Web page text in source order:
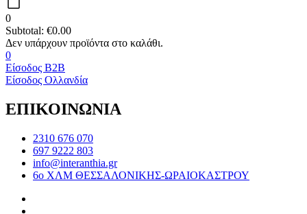
0
Subtotal: €0.00
0
Είσοδος B2B
Είσοδος Ολλανδία
ΕΠΙΚΟΙΝΩΝΙΑ
2310 676 070
697 9222 803
info@interanthia.gr
6ο ΧΛΜ ΘΕΣΣΑΛΟΝΙΚΗΣ-ΩΡΑΙΟΚΑΣΤΡΟΥ